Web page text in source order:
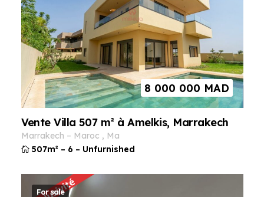
8 000 000 MAD
Vente Villa 507 m² à Amelkis, Marrakech
marrakech – maroc ,
ma
507m² – 6 – Unfurnished
For sale